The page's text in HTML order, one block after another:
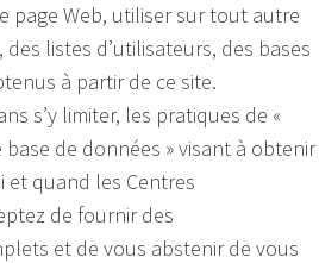
page Web, utiliser sur tout autre
listes d’utilisateurs, des bases
à partir de ce site.
s’y limiter, les pratiques de «
de données » visant à obtenir
et quand les Centres
de fournir des
et de vous abstenir de vous